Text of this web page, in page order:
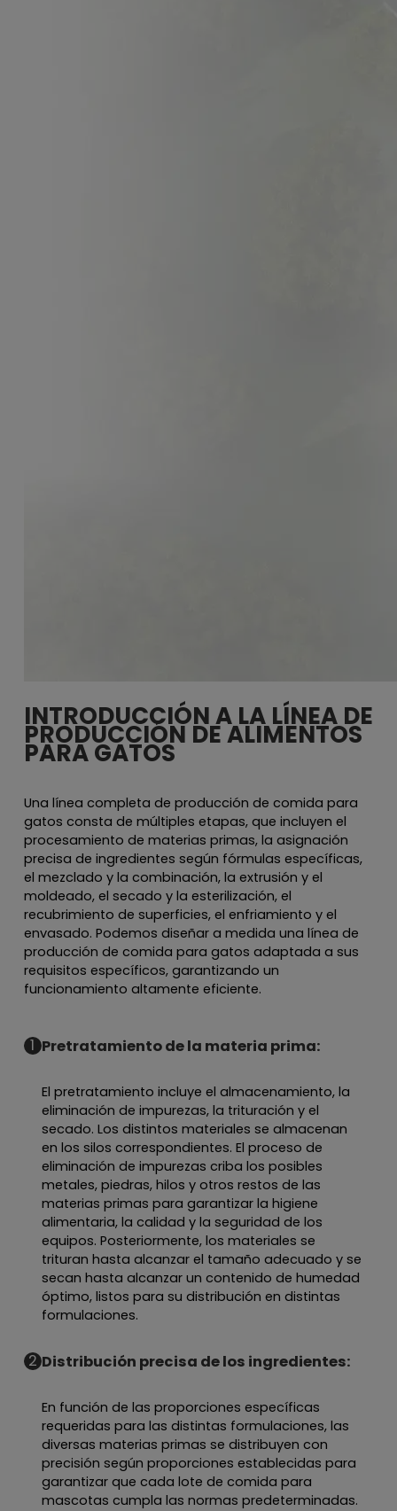
INTRODUCCIÓN A LA LÍNEA DE
PRODUCCIÓN DE ALIMENTOS
PARA GATOS
Una línea completa de producción de comida para
gatos consta de múltiples etapas, que incluyen el
procesamiento de materias primas, la asignación
precisa de ingredientes según fórmulas específicas,
el mezclado y la combinación, la extrusión y el
moldeado, el secado y la esterilización, el
recubrimiento de superficies, el enfriamiento y el
envasado. Podemos diseñar a medida una línea de
producción de comida para gatos adaptada a sus
requisitos específicos, garantizando un
funcionamiento altamente eficiente.
1 Pretratamiento de la materia prima:
El pretratamiento incluye el almacenamiento, la
eliminación de impurezas, la trituración y el
secado. Los distintos materiales se almacenan
en los silos correspondientes. El proceso de
eliminación de impurezas criba los posibles
metales, piedras, hilos y otros restos de las
materias primas para garantizar la higiene
alimentaria, la calidad y la seguridad de los
equipos. Posteriormente, los materiales se
trituran hasta alcanzar el tamaño adecuado y se
secan hasta alcanzar un contenido de humedad
óptimo, listos para su distribución en distintas
formulaciones.
2 Distribución precisa de los ingredientes:
En función de las proporciones específicas
requeridas para las distintas formulaciones, las
diversas materias primas se distribuyen con
precisión según proporciones establecidas para
garantizar que cada lote de comida para
mascotas cumpla las normas predeterminadas.